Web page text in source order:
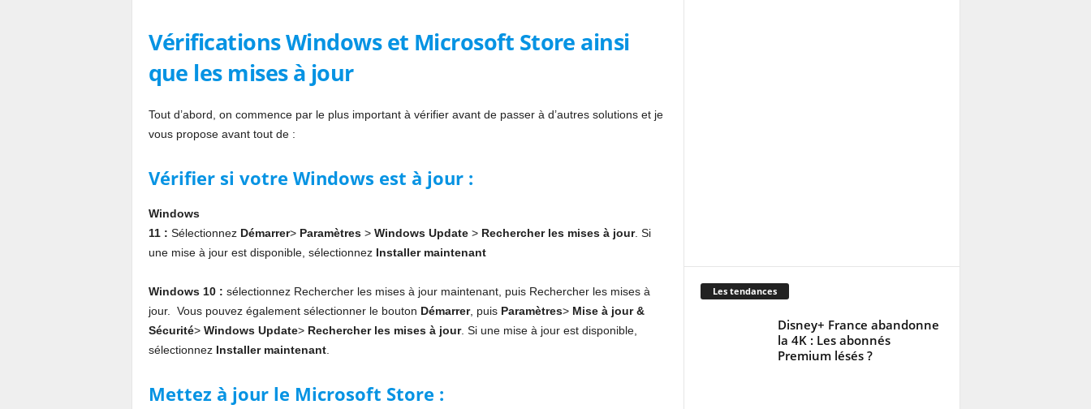
Vérifications Windows et Microsoft Store ainsi
que les mises à jour
Tout d’abord, on commence par le plus important à vérifier avant de passer à d’autres solutions et je
vous propose avant tout de :
Vérifier si votre Windows est à jour :
Windows
11 : Sélectionnez Démarrer> Paramètres> Windows Update> Rechercher les mises à jour. Si
une mise à jour est disponible, sélectionnez Installer maintenant
Windows 10 : sélectionnez Rechercher les mises à jour maintenant, puis Rechercher les mises à
jour. Vous pouvez également sélectionner le bouton Démarrer, puis Paramètres> Mise à jour &
Sécurité> Windows Update> Rechercher les mises à jour. Si une mise à jour est disponible,
sélectionnez Installer maintenant.
Mettez à jour le Microsoft Store :
Les tendances
Disney+ France abandonne
la 4K : Les abonnés
Premium lésés ?